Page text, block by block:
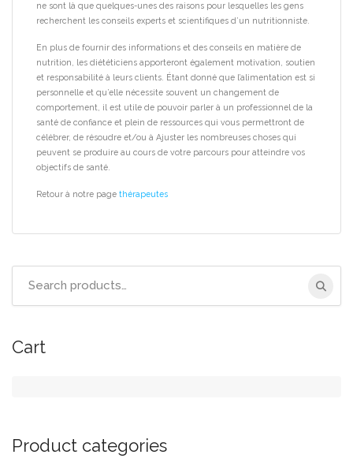
ne sont là que quelques-unes des raisons pour lesquelles les gens
recherchent les conseils experts et scientifiques d’un nutritionniste.
En plus de fournir des informations et des conseils en matière de
nutrition, les diététiciens apporteront également motivation, soutien
et responsabilité à leurs clients. Étant donné que l’alimentation est si
personnelle et qu’elle nécessite souvent un changement de
comportement, il est utile de pouvoir parler à un professionnel de la
santé de confiance et plein de ressources qui vous permettront de
célébrer, de résoudre et/ou à Ajuster les nombreuses choses qui
peuvent se produire au cours de votre parcours pour atteindre vos
objectifs de santé.
Retour à notre page thérapeutes
Cart
Product categories